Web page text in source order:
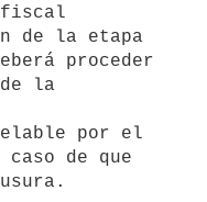
fiscal
de la etapa
proceder
la
por el
de que